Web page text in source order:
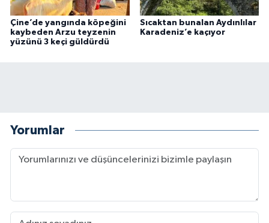
Çine’de yangında köpeğini
kaybeden Arzu teyzenin
yüzünü 3 keçi güldürdü
Sıcaktan bunalan Aydınlılar
Karadeniz’e kaçıyor
Yorumlar